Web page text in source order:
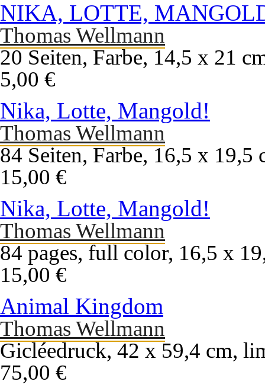
NIKA, LOTTE,
Thomas Wellmann
20 Seiten, Farbe, 14,5 x 21
5,00 €
Nika, Lotte, Mangold!
Thomas Wellmann
84 Seiten, Farbe, 16,5 x 19,5
15,00 €
Nika, Lotte, Mangold!
Thomas Wellmann
84 pages, full color, 16,5 x
15,00 €
Animal Kingdom
Thomas Wellmann
Gicléedruck, 42 x 59,4 cm,
75,00 €